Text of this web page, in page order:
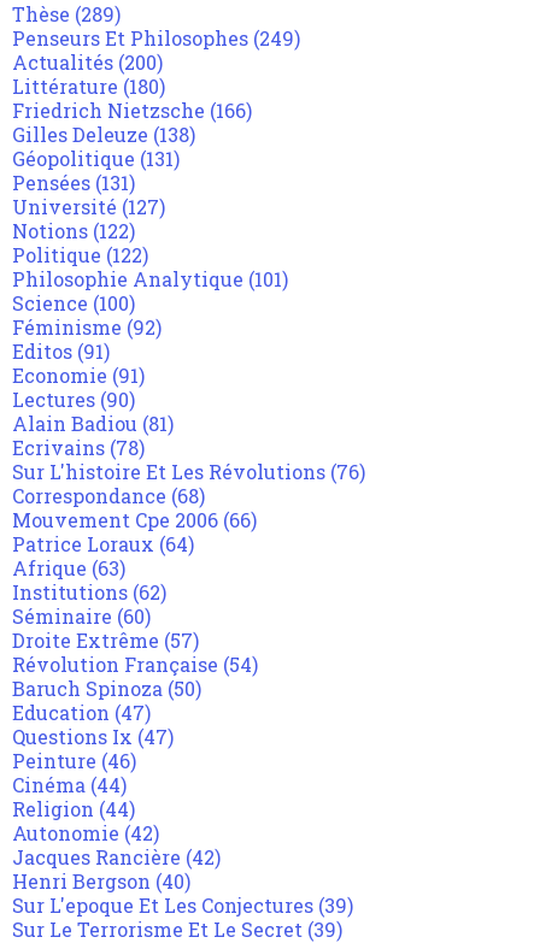
Thèse (289)
Penseurs Et Philosophes (249)
Actualités (200)
Littérature (180)
Friedrich Nietzsche (166)
Gilles Deleuze (138)
Géopolitique (131)
Pensées (131)
Université (127)
Notions (122)
Politique (122)
Philosophie Analytique (101)
Science (100)
Féminisme (92)
Editos (91)
Economie (91)
Lectures (90)
Alain Badiou (81)
Ecrivains (78)
Sur L'histoire Et Les Révolutions (76)
Correspondance (68)
Mouvement Cpe 2006 (66)
Patrice Loraux (64)
Afrique (63)
Institutions (62)
Séminaire (60)
Droite Extrême (57)
Révolution Française (54)
Baruch Spinoza (50)
Education (47)
Questions Ix (47)
Peinture (46)
Cinéma (44)
Religion (44)
Autonomie (42)
Jacques Rancière (42)
Henri Bergson (40)
Sur L'epoque Et Les Conjectures (39)
Sur Le Terrorisme Et Le Secret (39)